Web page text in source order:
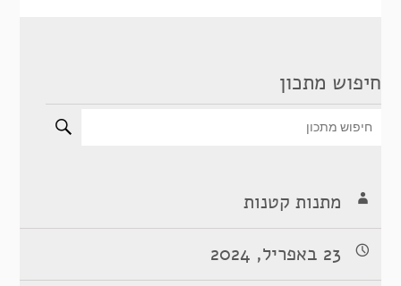
חיפוש מתכון
מתנות קטנות
23 באפריל, 2024